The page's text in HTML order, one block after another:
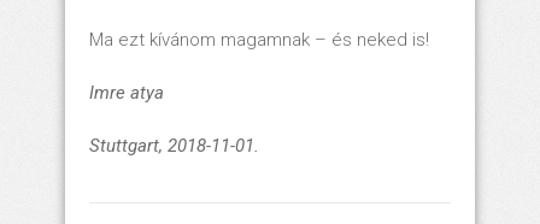
Ma ezt kívánom magamnak – és neked is!
Imre atya
Stuttgart, 2018-11-01.